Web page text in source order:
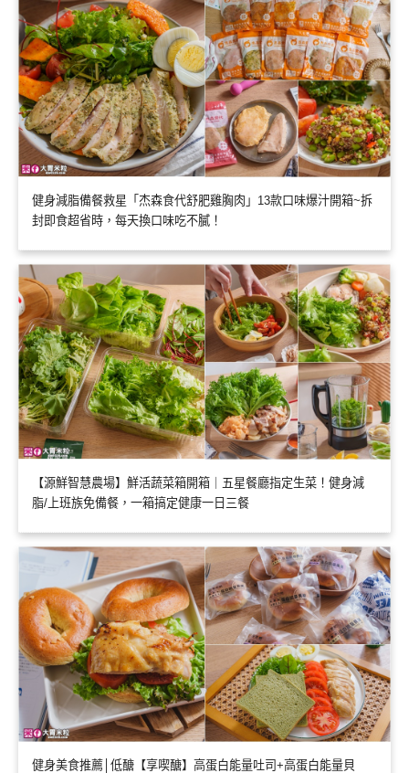
健身減脂備餐救星「杰森食代舒肥雞胸肉」13款口味爆汁開箱~拆
封即食超省時，每天換口味吃不膩！
【源鮮智慧農場】鮮活蔬菜箱開箱｜五星餐廳指定生菜！健身減
脂/上班族免備餐，一箱搞定健康一日三餐
健身美食推薦│低醣【享喫醣】高蛋白能量吐司+高蛋白能量貝